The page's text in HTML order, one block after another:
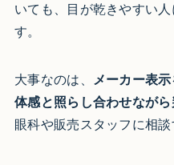
いても、目が乾きやすい
す。
大事なのは、 メーカー表
体感と照らし合わせなが
眼科や販売スタッフに相談